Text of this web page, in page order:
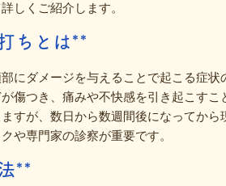
しくご紹介します。
ちとは**
にダメージを与えることで起こる症状
傷つき、痛みや不快感を引き起こす
すが、数日から数週間後になってから
や専門家の診察が重要です。
**